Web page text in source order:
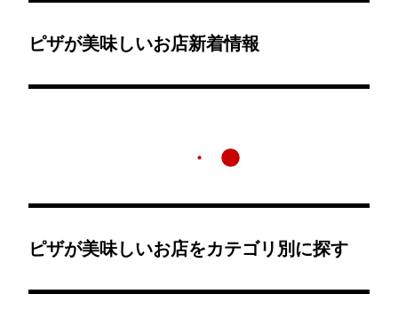
ピザが美味しいお店新着情報
ピザが美味しいお店をカテゴリ別に探す